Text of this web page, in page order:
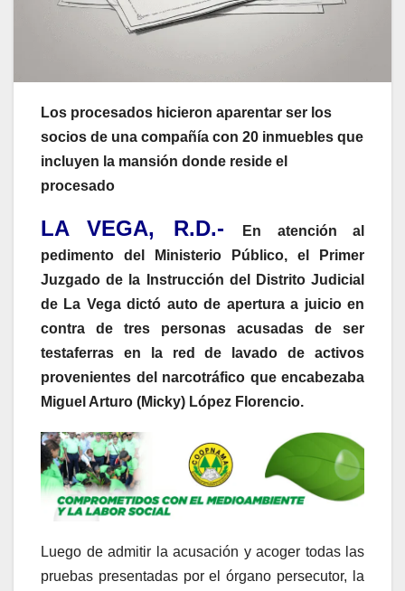
Los procesados hicieron aparentar ser los
socios de una compañía con 20 inmuebles que
incluyen la mansión donde reside el
procesado
LA VEGA, R.D.-
En atención al
pedimento del Ministerio Público, el Primer
Juzgado de la Instrucción del Distrito Judicial
de La Vega dictó auto de apertura a juicio en
contra de tres personas acusadas de ser
testaferras en la red de lavado de activos
provenientes del narcotráfico que encabezaba
Miguel Arturo (Micky) López Florencio.
Luego de admitir la acusación y acoger todas las
pruebas presentadas por el órgano persecutor, la